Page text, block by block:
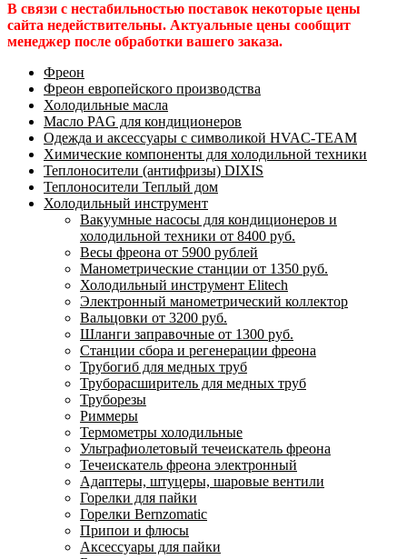
В связи с нестабильностью поставок некоторые цены
сайта недействительны. Актуальные цены сообщит
менеджер после обработки вашего заказа.
Фреон
Фреон европейского производства
Холодильные масла
Масло PAG для кондиционеров
Одежда и аксессуары с символикой HVAC-TEAM
Химические компоненты для холодильной техники
Теплоносители (антифризы) DIXIS
Теплоносители Теплый дом
Холодильный инструмент
Вакуумные насосы для кондиционеров и
холодильной техники от 8400 руб.
Весы фреона от 5900 рублей
Манометрические станции от 1350 руб.
Холодильный инструмент Elitech
Электронный манометрический коллектор
Вальцовки от 3200 руб.
Шланги заправочные от 1300 руб.
Станции сбора и регенерации фреона
Трубогиб для медных труб
Труборасширитель для медных труб
Труборезы
Риммеры
Термометры холодильные
Ультрафиолетовый течеискатель фреона
Течеискатель фреона электронный
Адаптеры, штуцеры, шаровые вентили
Горелки для пайки
Горелки Bernzomatic
Припои и флюсы
Аксессуары для пайки